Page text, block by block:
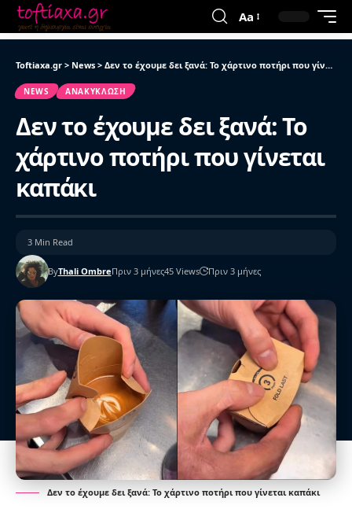
Aa
Toftiaxa.gr > News > Δεν το έχουμε δει ξανά: Το χάρτινο ποτήρι που γίνεται καπάκι
NEWS ΑΝΑΚΎΚΛΩΣΗ
Δεν το έχουμε δει ξανά: Το
χάρτινο ποτήρι που γίνεται
καπάκι
ByThali OmbreΠριν 3 μήνες45 Views Πριν 3 μήνες
3 Min Read
Δεν το έχουμε δει ξανά: Το χάρτινο ποτήρι που γίνεται καπάκι